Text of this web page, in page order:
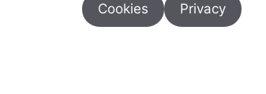
Cookies Privacy